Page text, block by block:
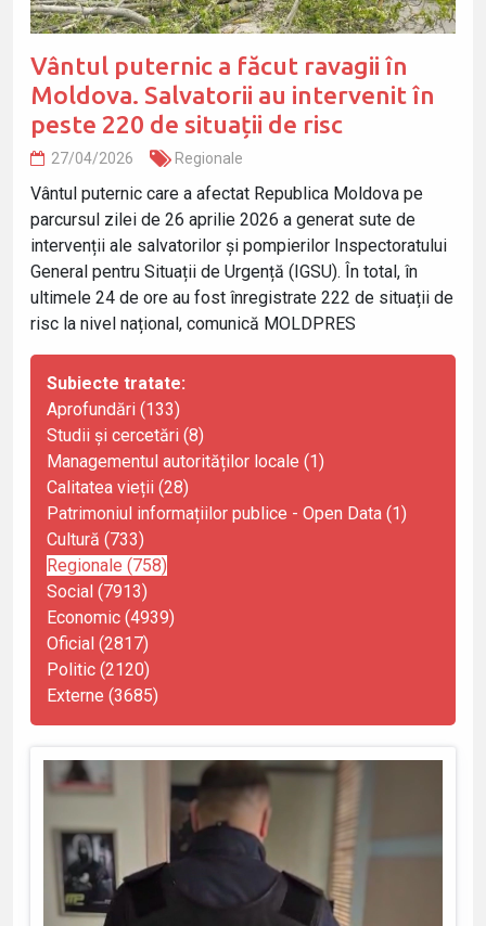
Vântul puternic a făcut ravagii în
Moldova. Salvatorii au intervenit în
peste 220 de situații de risc
27/04/2026 Regionale
Vântul puternic care a afectat Republica Moldova pe
parcursul zilei de 26 aprilie 2026 a generat sute de
intervenții ale salvatorilor și pompierilor Inspectoratului
General pentru Situații de Urgență (IGSU). În total, în
ultimele 24 de ore au fost înregistrate 222 de situații de
risc la nivel național, comunică MOLDPRES
Subiecte tratate:
Aprofundări (133)
Studii și cercetări (8)
Managementul autorităților locale (1)
Calitatea vieții (28)
Patrimoniul informațiilor publice - Open Data (1)
Cultură (733)
Regionale (758)
Social (7913)
Economic (4939)
Oficial (2817)
Politic (2120)
Externe (3685)